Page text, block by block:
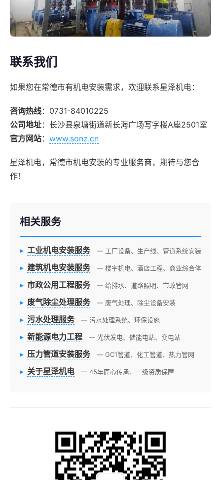
联系我们
如果您在常德市有机电安装需求，欢迎联系星泽机电：
咨询热线：0731-84010225
公司地址：长沙县泉塘街道新长海广场写字楼A座2501室
官方网站： www.sonz.cn
星泽机电，常德市机电安装的专业服务商，期待与您合
作！
相关服务
▸ 工业机电安装服务 — 工厂设备、生产线、管道系统安装
▸ 建筑机电安装服务 — 楼宇机电、酒店工程、商业综合体
▸ 市政公用工程服务 — 给排水、道路照明、市政管网
▸ 废气除尘处理服务 — 废气处理、除尘设备安装
▸ 污水处理服务 — 污水处理系统、环保设施
▸ 新能源电力工程 — 光伏发电、储能电站、变电站
▸ 压力管道安装服务 — GC1管道、化工管道、热力管网
▸ 关于星泽机电 — 45年匠心传承，一级资质保障